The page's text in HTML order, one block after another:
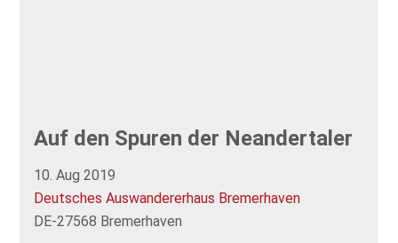
Auf den Spuren der Neandertaler
10. Aug 2019
Deutsches Auswandererhaus Bremerhaven
DE-27568 Bremerhaven